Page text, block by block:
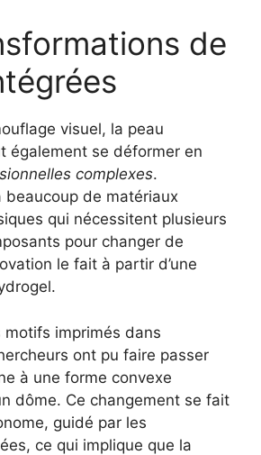
de
visuel, la peau
également se déformer en
complexes.
beaucoup de matériaux
qui nécessitent plusieurs
pour changer de
le fait à partir d’une
motifs imprimés dans
ont pu faire passer
à une forme convexe
dôme. Ce changement se fait
guidé par les
ce qui implique que la